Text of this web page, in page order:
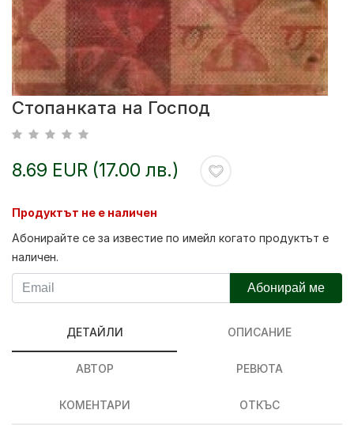
Стопанката на Господ
8.69 EUR (17.00 лв.)
Продуктът не е наличен
Абонирайте се за известие по имейл когато продуктът е
наличен.
Абонирай ме
ДЕТАЙЛИ ОПИСАНИЕ
АВТОР РЕВЮТА
КОМЕНТАРИ ОТКЪС